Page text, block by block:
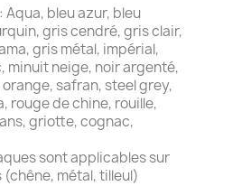
Aqua, bleu azur, bleu
gris cendré, gris clair,
gris métal, impérial,
minuit neige, noir argenté,
safran, steel grey,
rouge de chine, rouille,
griotte, cognac,
sont applicables sur
métal, tilleul)